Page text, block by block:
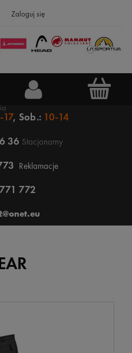
Zaloguj się
17, Sob.: 10-14
36 Stacjonarny
Reklamacje
772